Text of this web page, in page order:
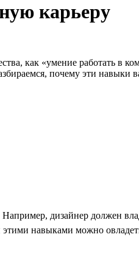
карьеру
как «умение работать в
почему эти
дизайнер должен
навыками можно